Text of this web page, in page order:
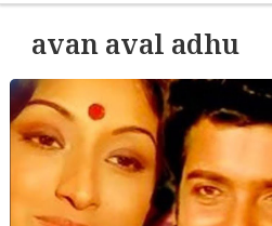
avan aval adhu